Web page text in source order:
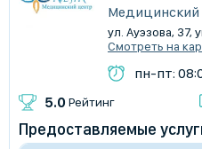
Медицинский
ул. Ауэзова, 37,
Смотреть на
пн-пт:
5.0 Рейтинг
Предоставляемые